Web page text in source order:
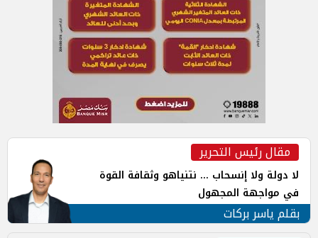
مقال رئيس التحرير
لا دولة ولا إنسحاب ... نتنياهو وثقافة القوة
في مواجهة المجهول
بقلم ياسر بركات